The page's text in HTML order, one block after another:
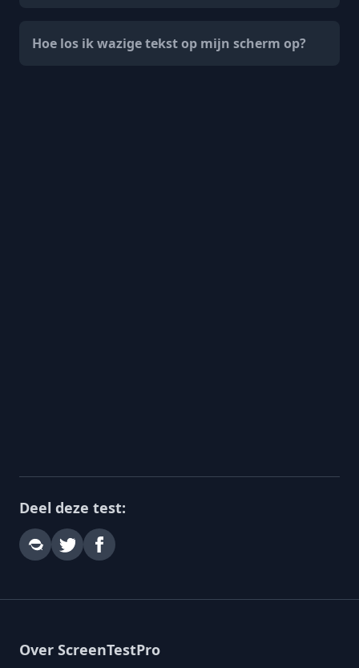
Hoe los ik wazige tekst op mijn scherm op?
Deel deze test:
Over ScreenTestPro